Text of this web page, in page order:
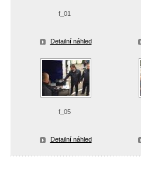
f_01
Detailní náhled
f_05
Detailní náhled